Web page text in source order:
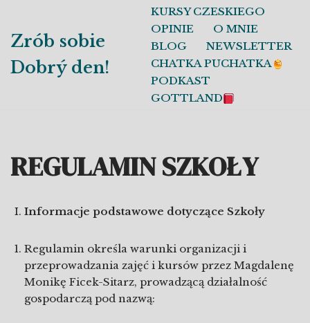
Przejdź
treści
Zrób sobie
Dobrý den!
KURSY CZESKIEGO
OPINIE
O MNIE
BLOG
NEWSLETTER
CHATKA PUCHATKA
PODKAST
GOTTLAND
REGULAMIN SZKOŁY
Informacje podstawowe dotyczące Szkoły
Regulamin określa warunki organizacji i
przeprowadzania zajęć i kursów przez Magdalenę
Monikę Ficek-Sitarz, prowadzącą działalność
gospodarczą pod nazwą: